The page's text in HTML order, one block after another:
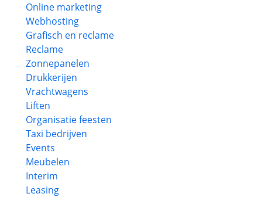
Online marketing
Webhosting
Grafisch en reclame
Reclame
Zonnepanelen
Drukkerijen
Vrachtwagens
Liften
Organisatie feesten
Taxi bedrijven
Events
Meubelen
Interim
Leasing